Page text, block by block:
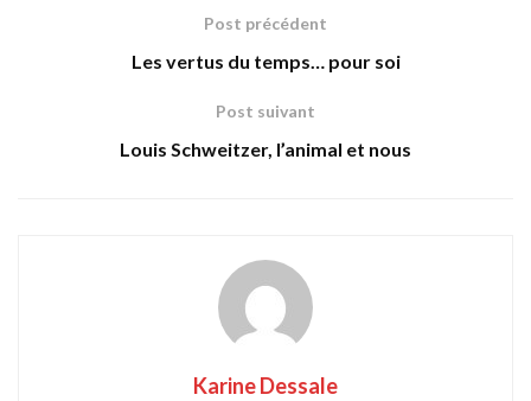
Post précédent
Les vertus du temps… pour soi
Post suivant
Louis Schweitzer, l’animal et nous
Karine Dessale